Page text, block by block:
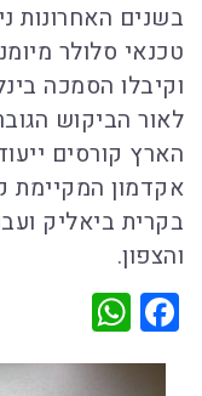
בשנים האחרונות
טכנאי סלולר
וקיבלו הסמכה
לאור הביקוש
הארץ קורסים
אקדמון המקיימת
בקרית ביאליק
והצפון.
Facebook